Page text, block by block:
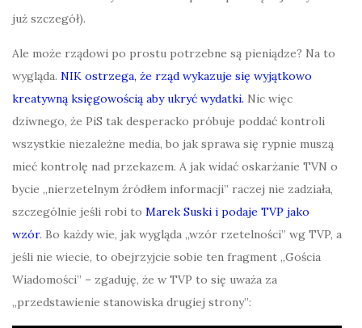
już szczegół).
Ale może rządowi po prostu potrzebne są pieniądze? Na to
wygląda. NIK ostrzega, że rząd wykazuje się wyjątkowo
kreatywną księgowością aby ukryć wydatki. Nic więc
dziwnego, że PiS tak desperacko próbuje poddać kontroli
wszystkie niezależne media, bo jak sprawa się rypnie muszą
mieć kontrolę nad przekazem. A jak widać oskarżanie TVN o
bycie „nierzetelnym źródłem informacji” raczej nie zadziała,
szczególnie jeśli robi to Marek Suski i podaje TVP jako
wzór. Bo każdy wie, jak wygląda „wzór rzetelności” wg TVP, a
jeśli nie wiecie, to obejrzyjcie sobie ten fragment „Gościa
Wiadomości” – zgaduję, że w TVP to się uważa za
„przedstawienie stanowiska drugiej strony”: